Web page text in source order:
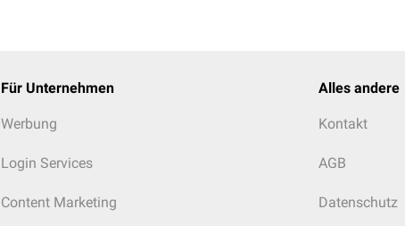
Für Unternehmen
Werbung
Login Services
Content Marketing
Alles andere
Kontakt
AGB
Datenschutz